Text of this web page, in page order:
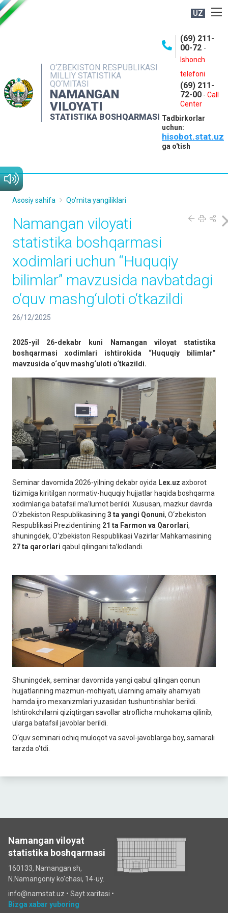
UZ
O‘ZBEKISTON RESPUBLIKASI
MILLIY STATISTIKA
QO‘MITASI
NAMANGAN
VILOYATI
STATISTIKA BOSHQARMASI
(69) 211-
00-72 -
Ishonch
telefoni
(69) 211-
72-00 - Call
Center
Tadbirkorlar
uchun:
hisobot.stat.uz
ga o'tish
NASHRLAR
INTERAKTIV XIZMATLAR
MATBUOT XIZMATI
MUROJAATLAR
Asosiy sahifa Qo'mita yangiliklari
Namangan viloyati
statistika boshqarmasi
xodimlari uchun “Huquqiy
bilimlar” mavzusida navbatdagi
o‘quv mashg‘uloti o‘tkazildi
26/12/2025
2025-yil 26-dekabr kuni Namangan viloyat statistika
boshqarmasi xodimlari ishtirokida “Huquqiy bilimlar”
mavzusida o‘quv mashg‘uloti o‘tkazildi.
Seminar davomida 2026-yilning dekabr oyida Lex.uz axborot
tizimiga kiritilgan normativ-huquqiy hujjatlar haqida boshqarma
xodimlariga batafsil ma’lumot berildi. Xususan, mazkur davrda
O‘zbekiston Respublikasining 3 ta yangi Qonuni, O‘zbekiston
Respublikasi Prezidentining 21 ta Farmon va Qarorlari,
shuningdek, O‘zbekiston Respublikasi Vazirlar Mahkamasining
27 ta qarorlari qabul qilingani ta’kidlandi.
Shuningdek, seminar davomida yangi qabul qilingan qonun
hujjatlarining mazmun-mohiyati, ularning amaliy ahamiyati
hamda ijro mexanizmlari yuzasidan tushuntirishlar berildi.
Ishtirokchilarni qiziqtirgan savollar atroflicha muhokama qilinib,
ularga batafsil javoblar berildi.
O‘quv seminari ochiq muloqot va savol-javoblarga boy, samarali
tarzda o‘tdi.
Namangan viloyat
statistika boshqarmasi
160133, Namangan sh,
N.Namangoniy ko'chasi, 14-uy.
info@namstat.uz • Sayt xaritasi •
Bizga xabar yuboring